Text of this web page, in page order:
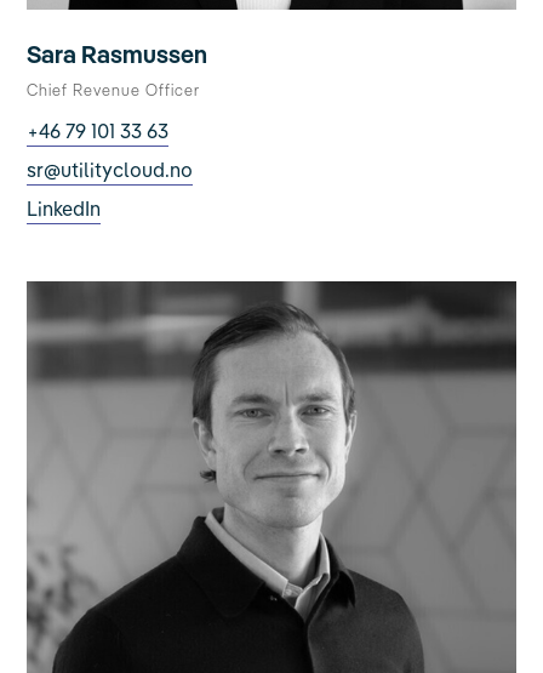
Sara Rasmussen
Chief Revenue Officer
+46 79 101 33 63
sr@utilitycloud.no
LinkedIn